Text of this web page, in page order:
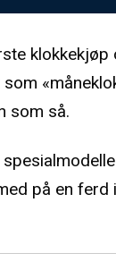
klokkekjøp
som så.
på en ferd